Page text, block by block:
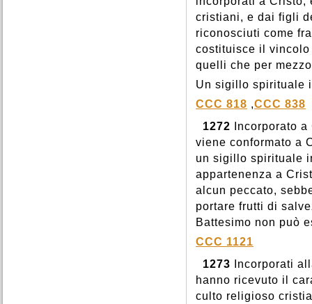
cristiani, e dai figli
riconosciuti come
costituisce il vincolo
quelli che per
Un sigillo spirituale
CCC 818 ,CCC 838
1272 Incorporato
viene conformato a
un sigillo spirituale
appartenenza a
alcun peccato,
portare frutti di
Battesimo non può
CCC 1121
1273 Incorporati
hanno ricevuto il
culto religioso